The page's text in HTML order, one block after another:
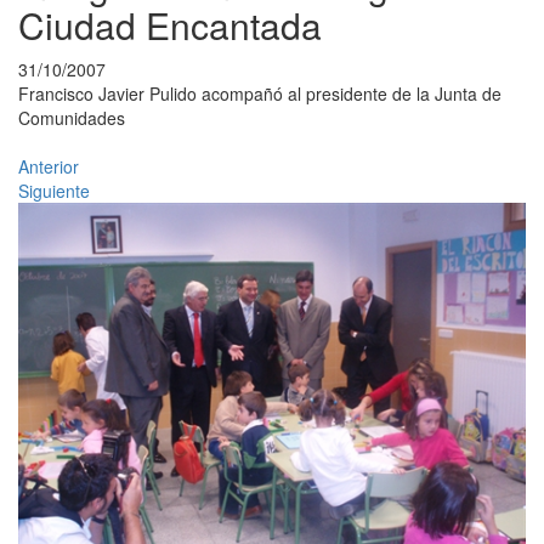
Ciudad Encantada
31/10/2007
Francisco Javier Pulido acompañó al presidente de la Junta de
Comunidades
Anterior
Siguiente